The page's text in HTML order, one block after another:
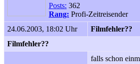
Posts: 362
Rang: Profi-Zeitreisender
24.06.2003, 18:02 Uhr
Filmfehler??
Filmfehler??
falls schon